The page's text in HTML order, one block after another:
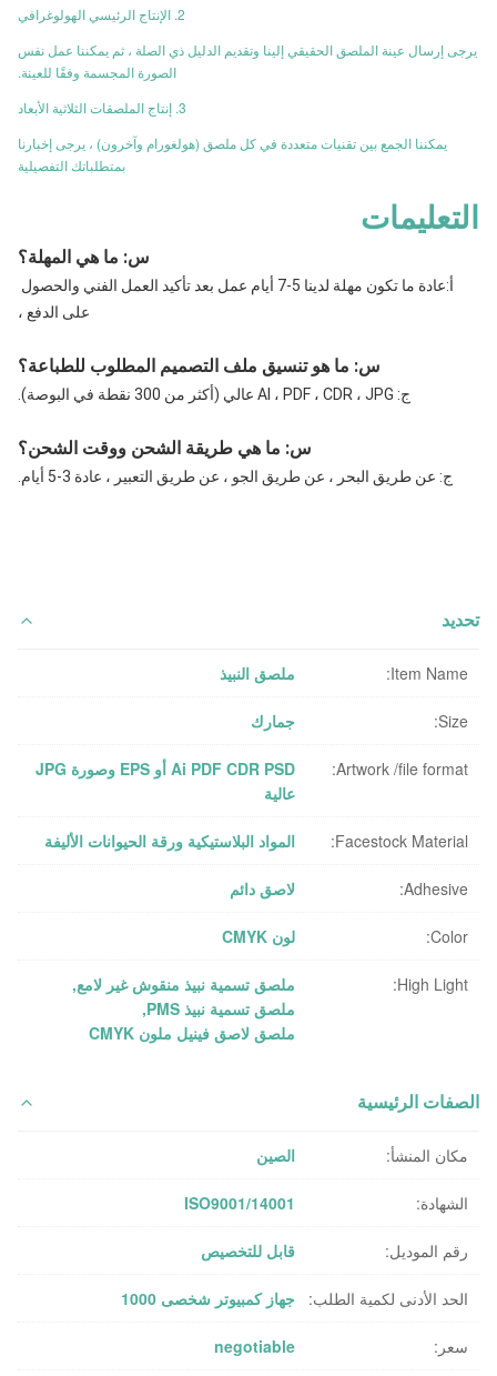
2. الإنتاج الرئيسي الهولوغرافي
يرجى إرسال عينة الملصق الحقيقي إلينا وتقديم الدليل ذي الصلة ، ثم يمكننا عمل نفس
الصورة المجسمة وفقًا للعينة.
3. إنتاج الملصقات الثلاثية الأبعاد
يمكننا الجمع بين تقنيات متعددة في كل ملصق (هولغورام وآخرون) ، يرجى إخبارنا
بمتطلباتك التفصيلية
التعليمات
س: ما هي المهلة؟
أ:
على الدفع ،
س: ما هو تنسيق ملف التصميم المطلوب للطباعة؟
ج: AI ، PDF ، CDR ، JPG عالي (أكثر من 300 نقطة في البوصة).
س: ما هي طريقة الشحن ووقت الشحن؟
ج: عن طريق البحر ، عن طريق الجو ، عن طريق التعبير ، عادة 3-5 أيام.
تحديد
Item Name: ملصق النبيذ
Size: جمارك
Artwork /file format:
Ai PDF CDR PSD أو EPS وصورة JPG
عالية
Facestock Material: المواد البلاستيكية ورقة الحيوانات الأليفة
Adhesive: لاصق دائم
Color: لون CMYK
High Light: ملصق تسمية نبيذ منقوش غير لامع,
ملصق تسمية نبيذ PMS
,
ملصق لاصق فينيل ملون CMYK
الصفات الرئيسية
مكان المنشأ: الصين
الشهادة: ISO9001/14001
رقم الموديل: قابل للتخصيص
الحد الأدنى لكمية الطلب: جهاز كمبيوتر شخصى 1000
سعر: negotiable